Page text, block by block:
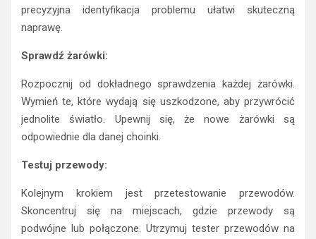
precyzyjna identyfikacja problemu ułatwi skuteczną
naprawę.
Sprawdź żarówki:
Rozpocznij od dokładnego sprawdzenia każdej żarówki.
Wymień te, które wydają się uszkodzone, aby przywrócić
jednolite światło. Upewnij się, że nowe żarówki są
odpowiednie dla danej choinki.
Testuj przewody:
Kolejnym krokiem jest przetestowanie przewodów.
Skoncentruj się na miejscach, gdzie przewody są
podwójne lub połączone. Utrzymuj tester przewodów na